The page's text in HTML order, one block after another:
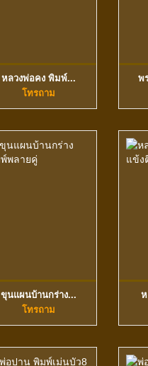
ดูข้อมูลเพิ่มเติม
หลวงพ่อคง พิมพ์...
โทรถาม
พ
ดูข้อมูลเพิ่มเติม
ขุนแผนบ้านกร่าง...
โทรถาม